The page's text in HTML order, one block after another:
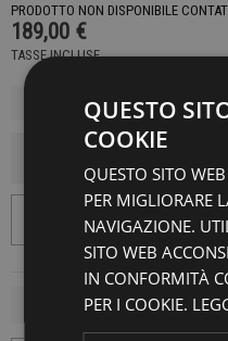
PRODOTTO NON DISPONIBILE
189,00 €
TASSE INCLUSE
QUESTO
COOKIE
QUESTO SITO
PER MIGLIORARE
NAVIGAZIONE.
SITO WEB
IN CONFORMITÀ
PER I COOKIE.